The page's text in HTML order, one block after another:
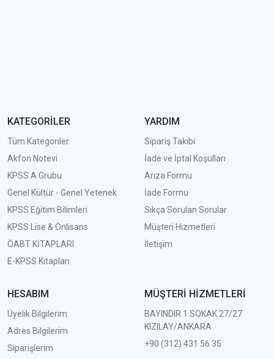
KATEGORİLER
Tüm Kategoriler
Akfon Notevi
KPSS A Grubu
Genel Kültür - Genel Yetenek
KPSS Eğitim Bilimleri
KPSS Lise & Önlisans
ÖABT KİTAPLARI
E-KPSS Kitapları
YARDIM
Sipariş Takibi
İade ve İptal Koşulları
Arıza Formu
İade Formu
Sıkça Sorulan Sorular
Müşteri Hizmetleri
İletişim
HESABIM
Üyelik Bilgilerim
Adres Bilgilerim
Siparişlerim
MÜŞTERİ HİZMETLERİ
BAYINDIR 1 SOKAK 27/27
KIZILAY/ANKARA
+90 (312) 431 56 35